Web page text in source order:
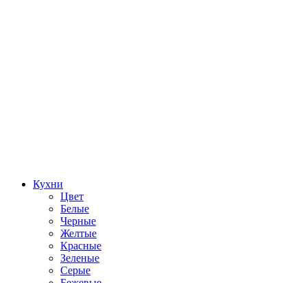
Кухни
Цвет
Белые
Черные
Желтые
Красные
Зеленые
Серые